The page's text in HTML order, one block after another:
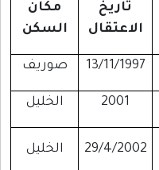
تاريخ
الاعتقال
مكان
السكن
13/11/1997 صوريف
2001 الخليل
29/4/2002 الخليل